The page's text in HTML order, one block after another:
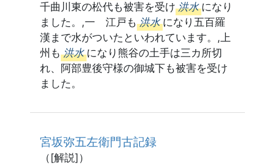
千曲川東の松代も被害を受け 洪水 になり
ました。,一 江戸も 洪水 になり五百羅
漢まで水がついたといわれています。,上
州も 洪水 になり熊谷の土手は三カ所切
れ、阿部豊後守様の御城下も被害を受け
ました。
宮坂弥五左衛門古記録
（[解説]）